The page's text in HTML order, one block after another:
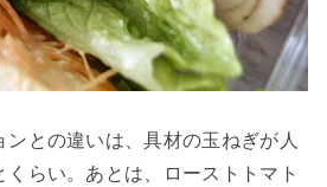
との違いは、具材の玉ねぎが人
らい。あとは、ローストトマト